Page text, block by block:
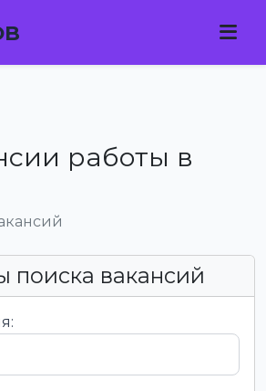
работы в
поиска вакансий